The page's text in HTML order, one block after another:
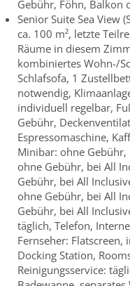
Gebühr, Föhn, Balkon
Senior Suite Sea View
ca. 100 m², letzte
Räume in diesem
kombiniertes Wohn-/
Schlafsofa, 1
notwendig,
individuell regelbar,
Gebühr,
Espressomaschine,
Minibar: ohne
ohne Gebühr, bei All
Gebühr, bei All
ohne Gebühr, bei All
Gebühr, bei All
täglich, Telefon,
Fernseher: Flatscreen,
Docking Station,
Reinigungsservice: